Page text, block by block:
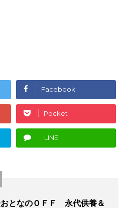
Facebook
Pocket
LINE
おとなのＯＦＦ 永代供養＆